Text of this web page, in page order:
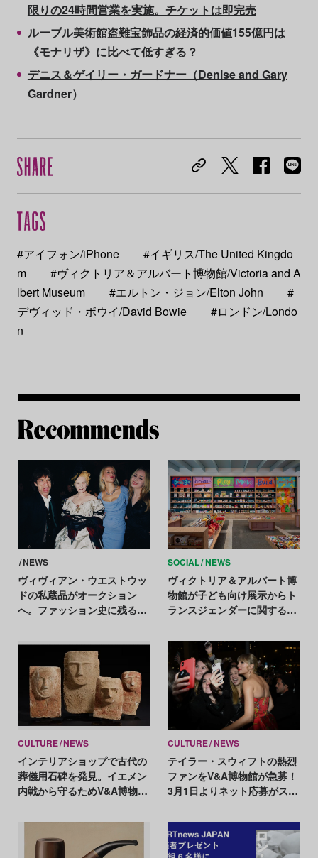
限りの24時間営業を実施。チケットは即完売
ルーブル美術館盗難宝飾品の経済的価値155億円は
《モナリザ》に比べて低すぎる？
デニス＆ゲイリー・ガードナー（Denise and Gary
Gardner）
#アイフォン/iPhone
#イギリス/The United Kingdo
m
#ヴィクトリア＆アルバート博物館/Victoria and A
lbert Museum
#エルトン・ジョン/Elton John
#
デヴィッド・ボウイ/David Bowie
#ロンドン/Londo
n
NEWS
ヴィヴィアン・ウエストウッ
ドの私蔵品がオークション
へ。ファッション史に残るド
SOCIAL NEWS
ヴィクトリア＆アルバート博
物館が子ども向け展示からト
ランスジェンダーに関する展
タッフが反発
CULTURE NEWS
インテリアショップで古代の
葬儀用石碑を発見。イエメン
内戦から守るためV&A博物館
CULTURE NEWS
テイラー・スウィフトの熱烈
ファンをV&A博物館が急募！
3月1日よりネット応募がスタ